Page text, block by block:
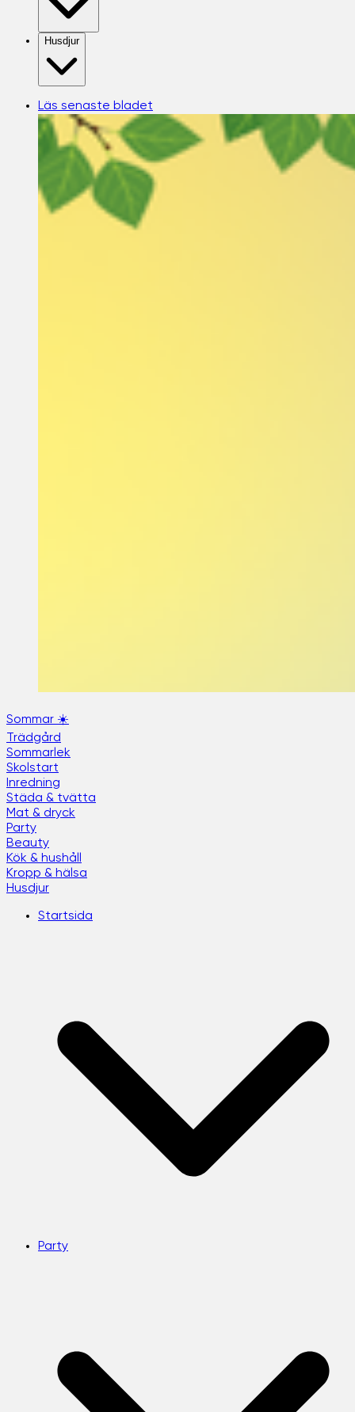
Husdjur
Läs senaste bladet
Sommar ☀️
Trädgård
Sommarlek
Skolstart
Inredning
Städa & tvätta
Mat & dryck
Party
Beauty
Kök & hushåll
Kropp & hälsa
Husdjur
Startsida
Party